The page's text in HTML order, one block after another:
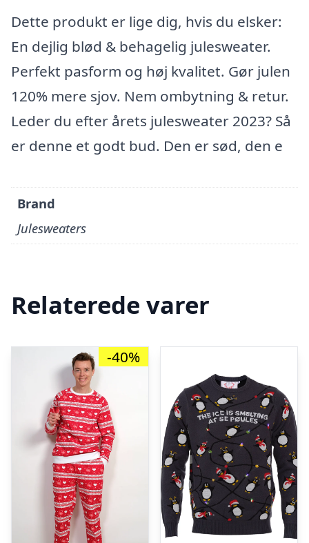
Dette produkt er lige dig, hvis du elsker:
En dejlig blød & behagelig julesweater.
Perfekt pasform og høj kvalitet. Gør julen
120% mere sjov. Nem ombytning & retur.
Leder du efter årets julesweater 2023? Så
er denne et godt bud. Den er sød, den e
Brand
Julesweaters
Relaterede varer
-40%